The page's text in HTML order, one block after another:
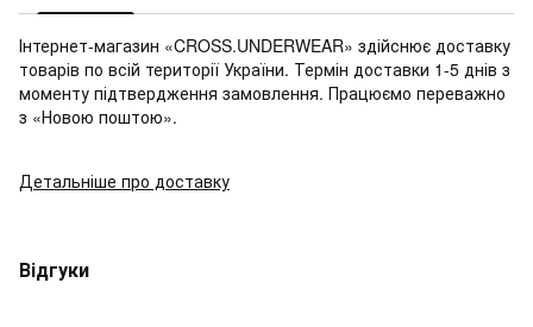
Інтернет-магазин «CROSS.UNDERWEAR» здійснює доставку
товарів по всій території України. Термін доставки 1-5 днів з
моменту підтвердження замовлення. Працюємо переважно
з «Новою поштою».
Детальніше про доставку
Відгуки